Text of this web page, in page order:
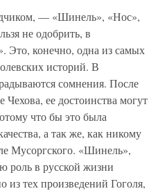
— «Шинель», «Нос»,
не одобрить, в
Это, конечно, одна из самых
историй. В
сомнения. После
Чехова, ее достоинства могут
что бы это была
а так же, как никому
Мусоргского. «Шинель»,
роль в русской жизни
тех произведений Гоголя,